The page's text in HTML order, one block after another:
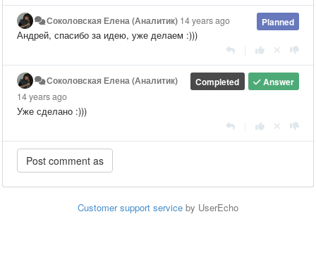
Planned
Соколовская Елена (Аналитик) 14 years ago
Андрей, спасибо за идею, уже делаем :)))
Answer
Completed
Соколовская Елена (Аналитик)
14 years ago
Уже сделано :)))
Customer support service by UserEcho